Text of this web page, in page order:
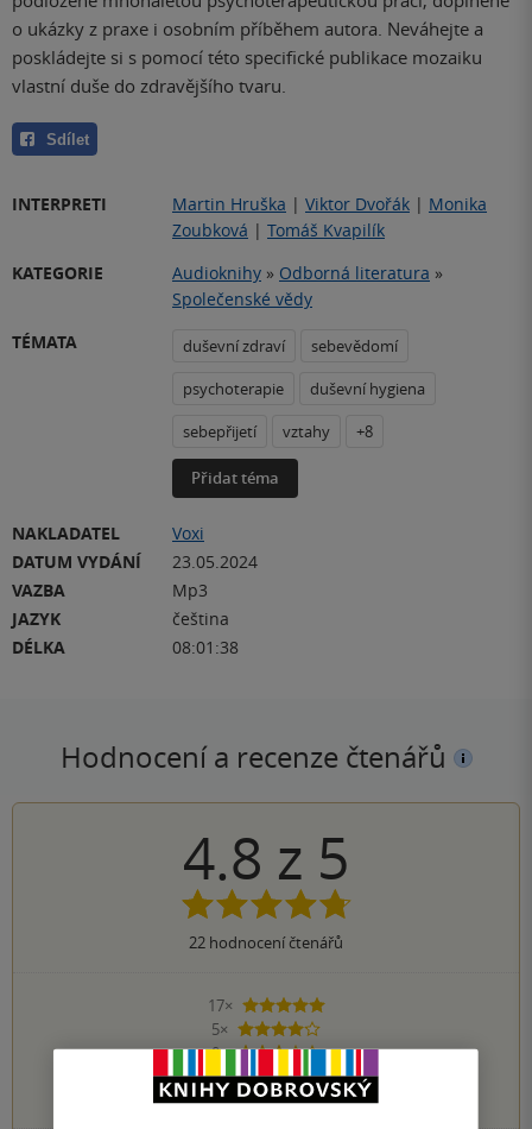
o ukázky z praxe i osobním příběhem autora. Neváhejte a
poskládejte si s pomocí této specifické publikace mozaiku
vlastní duše do zdravějšího tvaru.
Sdílet
INTERPRETI Martin Hruška | Viktor Dvořák | Monika
Zoubková | Tomáš Kvapilík
KATEGORIE
Audioknihy » Odborná literatura »
Společenské vědy
TÉMATA
duševní zdraví
sebevědomí
psychoterapie
duševní hygiena
sebepřijetí
vztahy +8
Přidat téma
NAKLADATEL
Voxi
DATUM VYDÁNÍ
23.05.2024
VAZBA
Mp3
JAZYK
čeština
DÉLKA
08:01:38
Hodnocení a recenze čtenářů
4.8 z 5
22 hodnocení čtenářů
17×
5 hvězdiček
5×
4 hvězdičky
0×
3 hvězdičky
0×
2 hvězdičky
0×
1 hvezdička